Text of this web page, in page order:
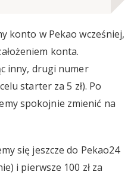
konto w Pekao wcześniej,
konta.
inny, drugi numer
starter za 5 zł). Po
spokojnie zmienić na
się jeszcze do Pekao24
i pierwsze 100 zł za